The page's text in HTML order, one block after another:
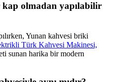
kap olmadan yapılabilir
Yunan kahvesi briki
Türk Kahvesi Makinesi,
sunan harika bir modern